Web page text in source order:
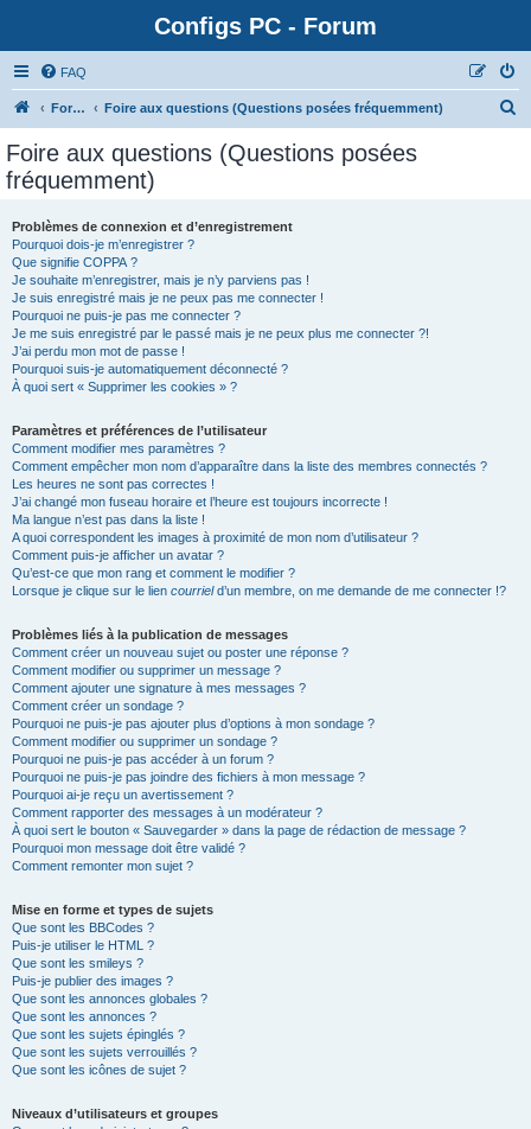
Configs PC - Forum
FAQ
Forum Foire aux questions (Questions posées fréquemment)
Foire aux questions (Questions posées
fréquemment)
Problèmes de connexion et d’enregistrement
Pourquoi dois-je m’enregistrer ?
Que signifie COPPA ?
Je souhaite m’enregistrer, mais je n’y parviens pas !
Je suis enregistré mais je ne peux pas me connecter !
Pourquoi ne puis-je pas me connecter ?
Je me suis enregistré par le passé mais je ne peux plus me connecter ?!
J’ai perdu mon mot de passe !
Pourquoi suis-je automatiquement déconnecté ?
À quoi sert « Supprimer les cookies » ?
Paramètres et préférences de l’utilisateur
Comment modifier mes paramètres ?
Comment empêcher mon nom d’apparaître dans la liste des membres connectés ?
Les heures ne sont pas correctes !
J’ai changé mon fuseau horaire et l’heure est toujours incorrecte !
Ma langue n’est pas dans la liste !
A quoi correspondent les images à proximité de mon nom d’utilisateur ?
Comment puis-je afficher un avatar ?
Qu’est-ce que mon rang et comment le modifier ?
Lorsque je clique sur le lien courrield’un membre, on me demande de me connecter !?
Problèmes liés à la publication de messages
Comment créer un nouveau sujet ou poster une réponse ?
Comment modifier ou supprimer un message ?
Comment ajouter une signature à mes messages ?
Comment créer un sondage ?
Pourquoi ne puis-je pas ajouter plus d’options à mon sondage ?
Comment modifier ou supprimer un sondage ?
Pourquoi ne puis-je pas accéder à un forum ?
Pourquoi ne puis-je pas joindre des fichiers à mon message ?
Pourquoi ai-je reçu un avertissement ?
Comment rapporter des messages à un modérateur ?
À quoi sert le bouton « Sauvegarder » dans la page de rédaction de message ?
Pourquoi mon message doit être validé ?
Comment remonter mon sujet ?
Mise en forme et types de sujets
Que sont les BBCodes ?
Puis-je utiliser le HTML ?
Que sont les smileys ?
Puis-je publier des images ?
Que sont les annonces globales ?
Que sont les annonces ?
Que sont les sujets épinglés ?
Que sont les sujets verrouillés ?
Que sont les icônes de sujet ?
Niveaux d’utilisateurs et groupes